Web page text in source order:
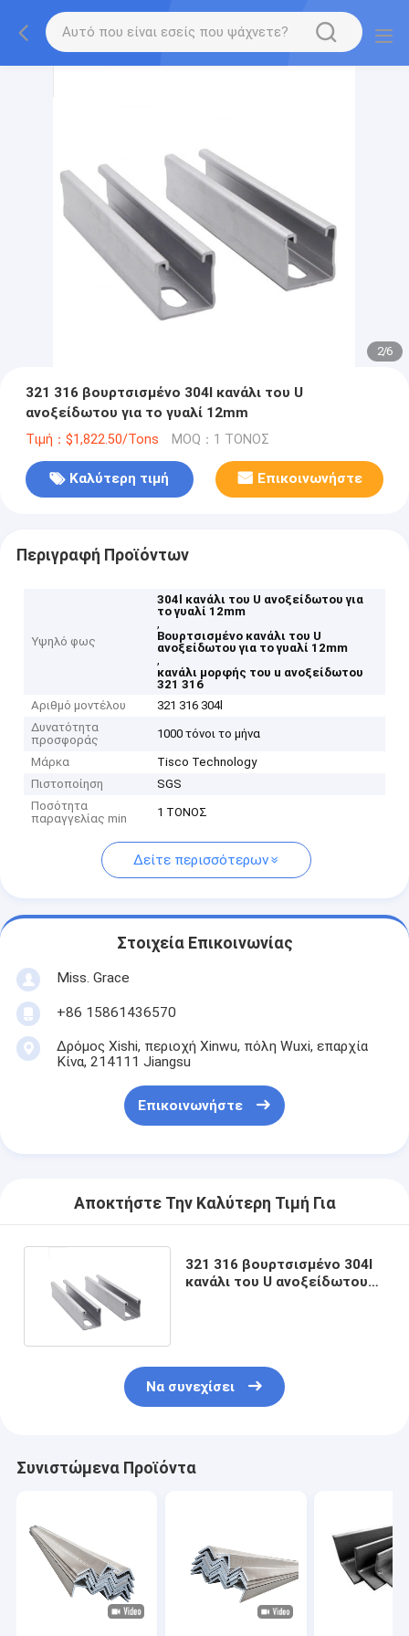
2/6
321 316 βουρτσισμένο 304l κανάλι του U
ανοξείδωτου για το γυαλί 12mm
Τιμή：$1,822.50/Tons MOQ：1 ΤΟΝΟΣ
Καλύτερη τιμή Επικοινωνήστε
Περιγραφή Προϊόντων
Υψηλό φως
304l κανάλι του U ανοξείδωτου για
το γυαλί 12mm
,
Βουρτσισμένο κανάλι του U
ανοξείδωτου για το γυαλί 12mm
,
κανάλι μορφής του u ανοξείδωτου
321 316
Αριθμό μοντέλου
321 316 304l
Δυνατότητα
προσφοράς
1000 τόνοι το μήνα
Μάρκα
Tisco Technology
Πιστοποίηση
SGS
Ποσότητα
παραγγελίας min
1 ΤΟΝΟΣ
Δείτε περισσότερων
Στοιχεία Επικοινωνίας
Miss. Grace
+86 15861436570
Δρόμος Xishi, περιοχή Xinwu, πόλη Wuxi, επαρχία
Κίνα, 214111 Jiangsu
Επικοινωνήστε
Αποκτήστε Την Καλύτερη Τιμή Για
321 316 βουρτσισμένο 304l
κανάλι του U ανοξείδωτου
Να συνεχίσει
Συνιστώμενα Προϊόντα